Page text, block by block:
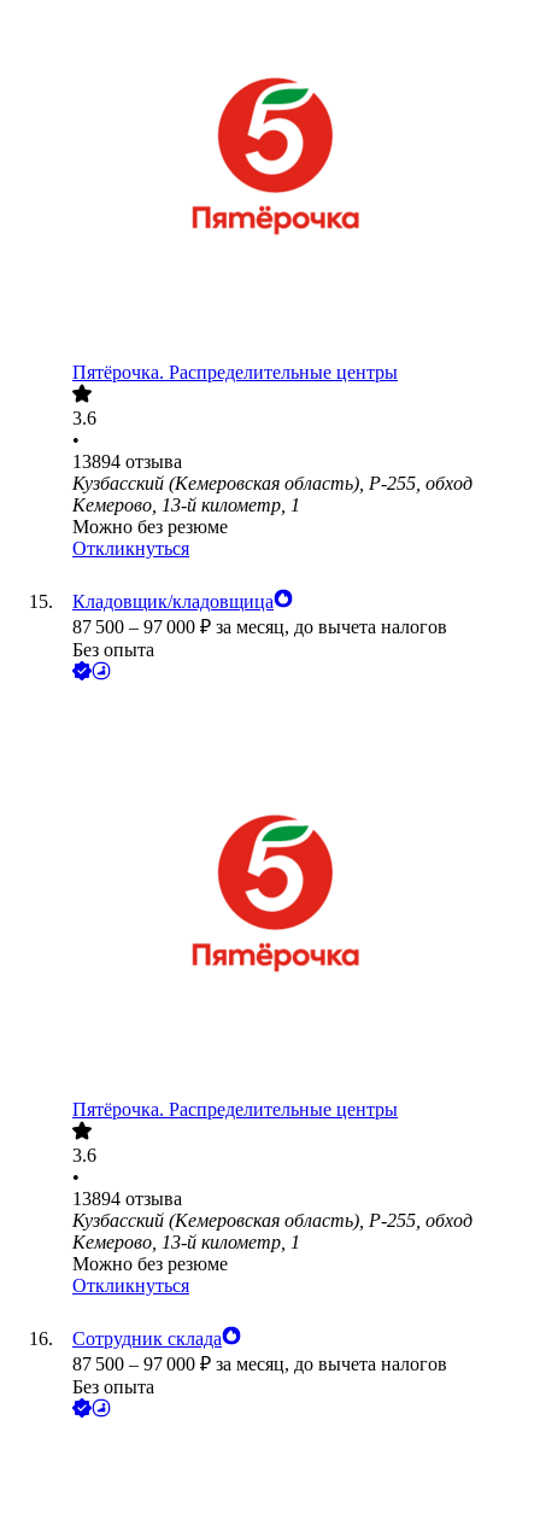
Пятёрочка. Распределительные центры
3.6
•
13894 отзыва
Кузбасский (Кемеровская область), Р-255, обход
Кемерово, 13-й километр, 1
Можно без резюме
Откликнуться
Кладовщик/кладовщица
87 500 – 97 000 ₽ за месяц, до вычета налогов
Без опыта
Пятёрочка. Распределительные центры
3.6
•
13894 отзыва
Кузбасский (Кемеровская область), Р-255, обход
Кемерово, 13-й километр, 1
Можно без резюме
Откликнуться
Сотрудник склада
87 500 – 97 000 ₽ за месяц, до вычета налогов
Без опыта